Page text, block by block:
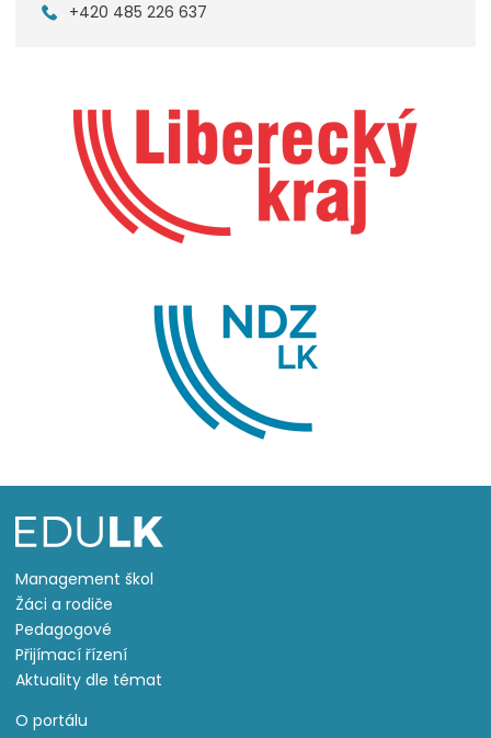
+420 485 226 637
Management škol
Žáci a rodiče
Pedagogové
Přijímací řízení
Aktuality dle témat
O portálu